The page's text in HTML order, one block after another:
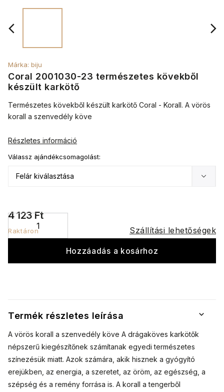
Coral 2001030-23 természetes kövekből
készült karkötő
Márka: biju
4 123 Ft
Raktáron Szállítási lehetőségek
Válassz ajándékcsomagolást:
Hozzáadás a kosárhoz
Természetes kövekből készült karkötő Coral - Korall. A vörös
korall a szenvedély köve
Részletes információ
Termék részletes leírása
A vörös korall a szenvedély köve A drágaköves karkötők
népszerű kiegészítőnek számítanak egyedi természetes
színezésük miatt. Azok számára, akik hisznek a gyógyító
erejükben, az energia, a szeretet, az öröm, az egészség, a
szépség és a remény forrása is. A korall a tengerből